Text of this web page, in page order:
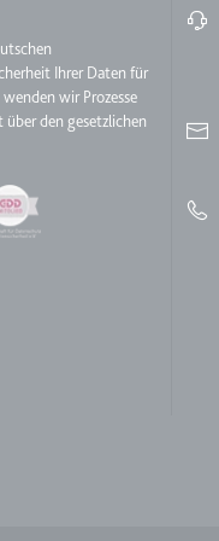
Ihrer Daten für
wir Prozesse
den gesetzlichen